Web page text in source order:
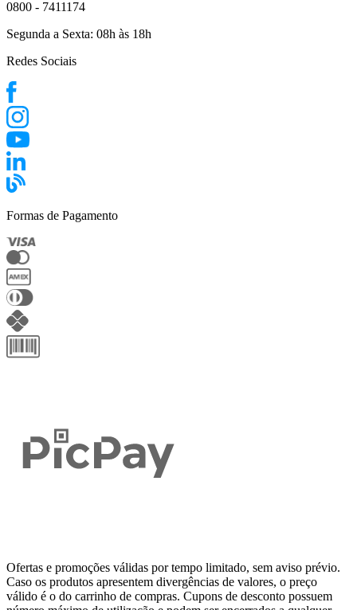
0800 - 7411174
Segunda a Sexta: 08h às 18h
Redes Sociais
Formas de Pagamento
Ofertas e promoções válidas por tempo limitado, sem aviso prévio.
Caso os produtos apresentem divergências de valores, o preço
válido é o do carrinho de compras. Cupons de desconto possuem